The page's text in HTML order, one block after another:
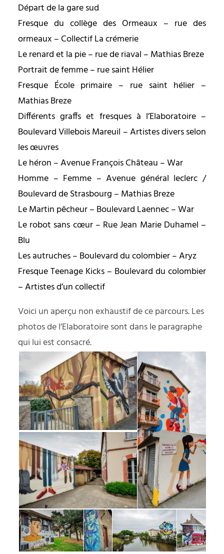
Départ de la gare sud
Fresque du collège des Ormeaux – rue des
ormeaux – Collectif La crémerie
Le renard et la pie – rue de riaval – Mathias Breze
Portrait de femme – rue saint Hélier
Fresque École primaire – rue saint hélier –
Mathias Breze
Différents graffs et fresques à l’Elaboratoire –
Boulevard Villebois Mareuil – Artistes divers selon
les œuvres
Le héron – Avenue François Château – War
Homme – Femme – Avenue général leclerc /
Boulevard de Strasbourg – Mathias Breze
Le Martin pêcheur – Boulevard Laennec – War
Le robot sans cœur – Rue Jean Marie Duhamel –
Blu
Les autruches – Boulevard du colombier – Aryz
Fresque Teenage Kicks – Boulevard du colombier
– Artistes d’un collectif
Voici un aperçu non exhaustif de ce parcours. Les
photos de l’Elaboratoire sont dans le paragraphe
qui lui est consacré.